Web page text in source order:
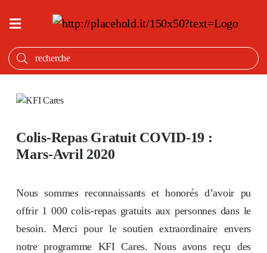
ACCUEIL
QU’EST
QUI
NOTRE
OÙ
ANGLAIS
Colis-Repas Gratuit COVID-19 :
Mars-Avril 2020
Nous sommes reconnaissants et honorés d’avoir pu
offrir 1 000 colis-repas gratuits aux personnes dans le
besoin. Merci pour le soutien extraordinaire envers
notre programme KFI Cares. Nous avons reçu des